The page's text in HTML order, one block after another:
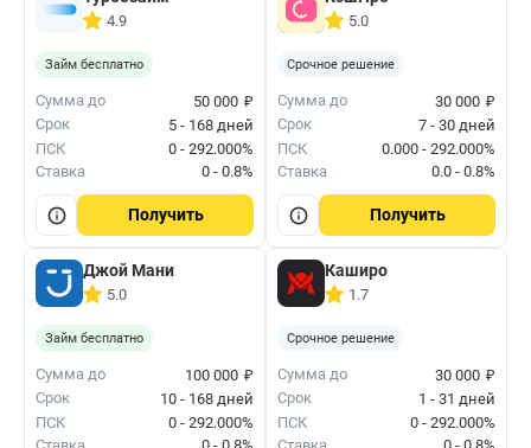
4.9
Займ бесплатно
Сумма до 50 000 ₽
Срок
5 - 168 дней
ПСК
0 - 292.000%
Ставка
0 - 0.8%
Получить
5.0
Срочное решение
Сумма до 30 000 ₽
Срок
7 - 30 дней
ПСК
0.000 - 292.000%
Ставка
0.0 - 0.8%
Получить
Джой Мани
5.0
Займ бесплатно
Сумма до 100 000 ₽
Срок
10 - 168 дней
ПСК
0 - 292.000%
Каширо
1.7
Срочное решение
Сумма до 30 000 ₽
Срок
1 - 31 дней
ПСК
0 - 292.000%